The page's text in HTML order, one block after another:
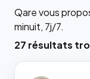
Qare vous
minuit, 7j/7.
27 résultats